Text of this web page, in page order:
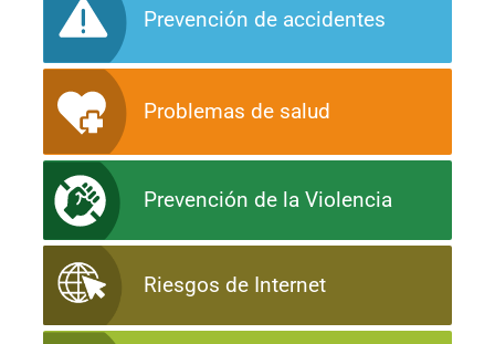
Prevención de accidentes
Problemas de salud
Prevención de la Violencia
Riesgos de Internet